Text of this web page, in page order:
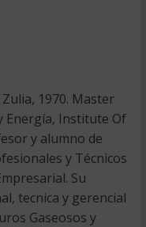
1970. Master
Energía, Institute Of
y alumno de
y Técnicos
Su
tecnica y gerencial
Gaseosos y